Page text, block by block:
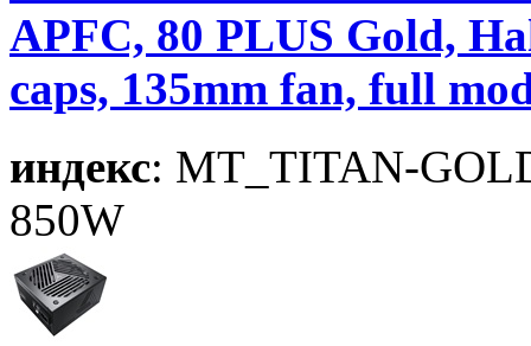
APFC, 80 PLUS Gold,
caps, 135mm fan, full
индекс: MT_TITAN-
850W